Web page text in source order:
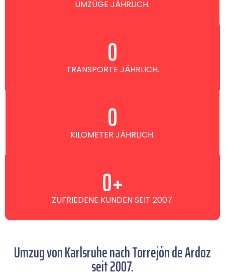
UMZÜGE JÄHRLICH.
TRANSPORTE JÄHRLICH.
0
KILOMETER JÄHRLICH.
0
ZUFRIEDENE KUNDEN SEIT 2007.
0+
Umzug von Karlsruhe nach Torrejón de Ardoz
seit 2007.